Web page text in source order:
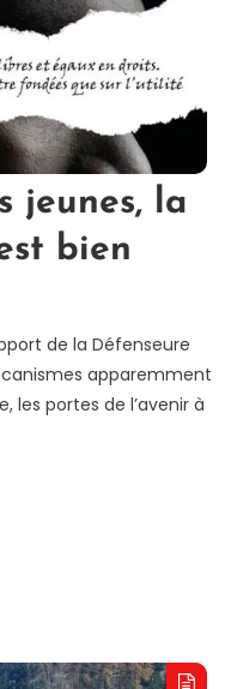
jeunes, la
bien
de la Défenseure
apparemment
les portes de l’avenir à